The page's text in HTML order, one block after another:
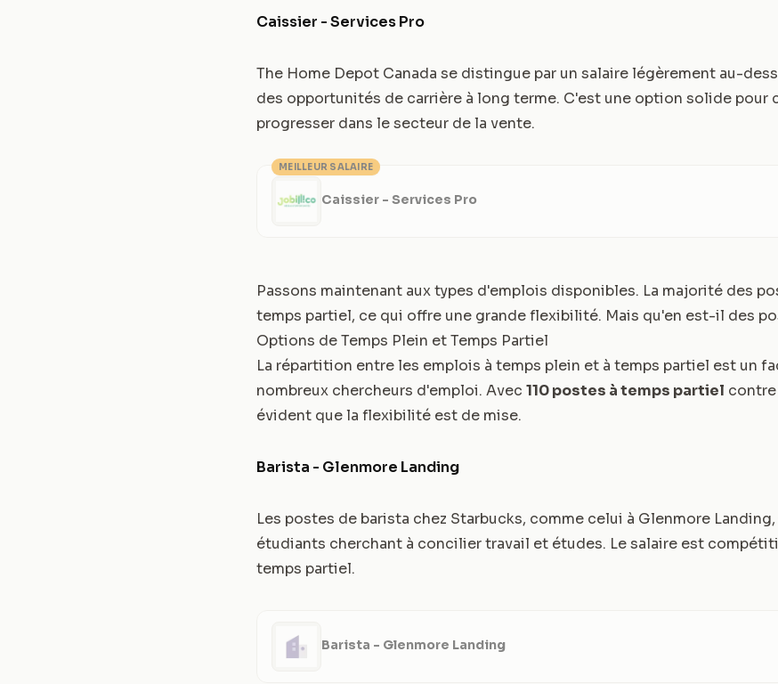
Caissier - Services Pro
The Home Depot Canada se distingue par un salaire légèrement au-
des opportunités de carrière à long terme. C'est une option solide pour
progresser dans le secteur de la vente.
MEILLEUR SALAIRE
Caissier - Services Pro
Passons maintenant aux types d'emplois disponibles. La majorité des
temps partiel, ce qui offre une grande flexibilité. Mais qu'en est-il des
Options de Temps Plein et Temps Partiel
La répartition entre les emplois à temps plein et à temps partiel est un
nombreux chercheurs d'emploi. Avec 110 postes à temps partiel contre
évident que la flexibilité est de mise.
Barista - Glenmore Landing
Les postes de barista chez Starbucks, comme celui à Glenmore
étudiants cherchant à concilier travail et études. Le salaire est
temps partiel.
Barista - Glenmore Landing